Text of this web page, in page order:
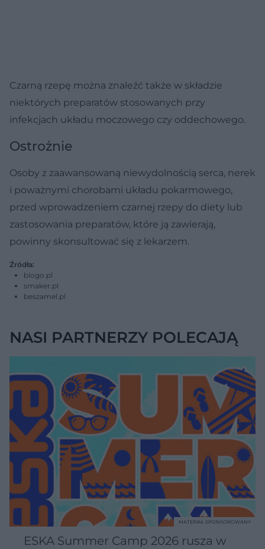
Czarną rzepę można znaleźć także w składzie
niektórych preparatów stosowanych przy
infekcjach układu moczowego czy oddechowego.
Ostrożnie
Osoby z zaawansowaną niewydolnością serca, nerek
i poważnymi chorobami układu pokarmowego,
przed wprowadzeniem czarnej rzepy do diety lub
zastosowania preparatów, które ją zawierają,
powinny skonsultować się z lekarzem.
Źródła:
biogo.pl
smaker.pl
beszamel.pl
NASI PARTNERZY POLECAJĄ
ESKA Summer Camp 2026 rusza w
MATERIAŁ SPONSOROWANY